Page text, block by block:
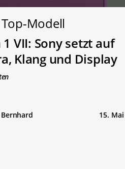
Modell
VII: Sony setzt auf
Klang und Display
15.